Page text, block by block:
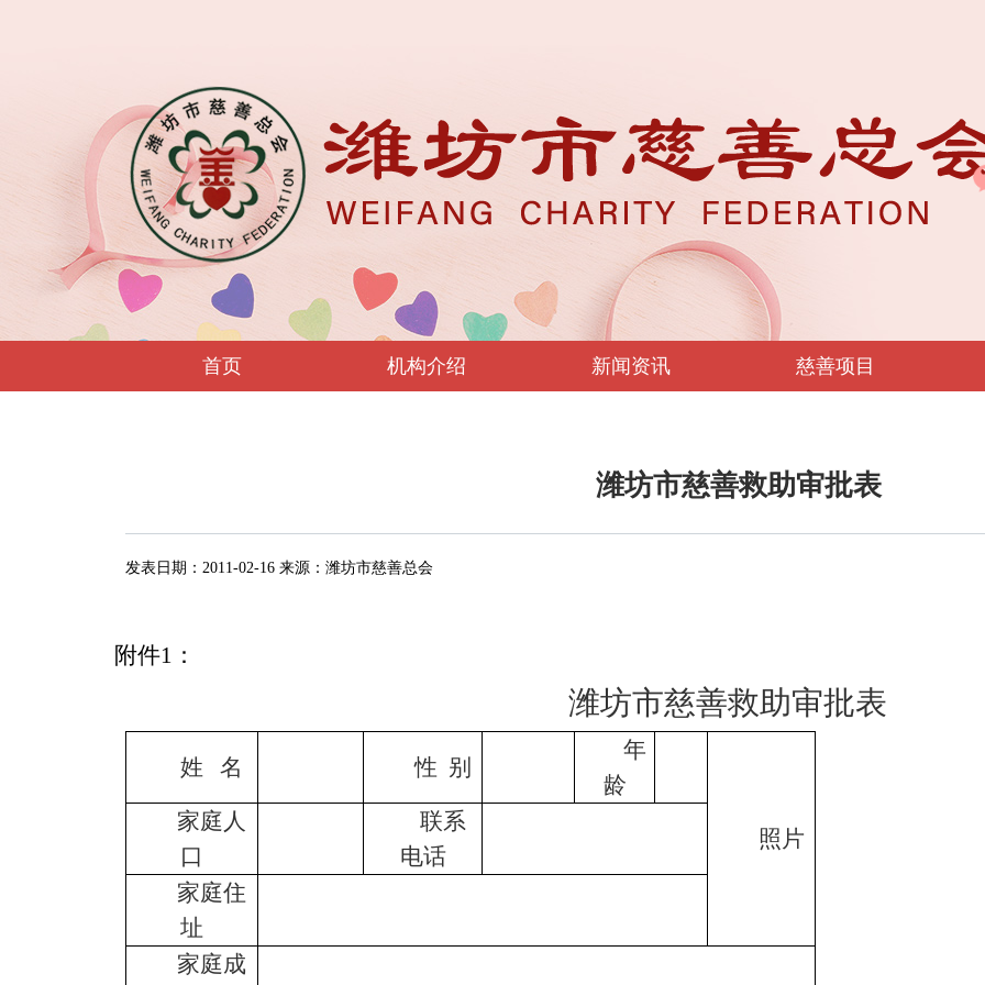
首页 机构介绍 新闻资讯 慈善项目
潍坊市慈善救助审批表
发表日期： 2011-02-16 来源： 潍坊市慈善总会
附件1 ：
潍坊市慈善救助审批表
姓 名 性 别
年
龄
照片
家庭人
口
联系
电话
家庭住
址
家庭成